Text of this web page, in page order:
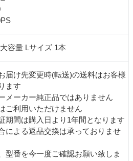
容量 Lサイズ 1本
届け先変更時(転送)の送料はお客様
ます
メーカー純正品ではありません
ご利用いただけません
期間は購入日より1年間となります
による返品交換は承っておりませ
型番を今一度ご確認お願い致しま